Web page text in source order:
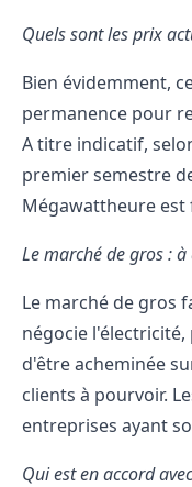
Quels sont les prix
Bien évidemment,
permanence pour
A titre indicatif,
premier semestre
Mégawattheure est
Le marché de gros :
Le marché de gros
négocie
d'être acheminée
clients à pourvoir.
entreprises ayant
Qui est en accord